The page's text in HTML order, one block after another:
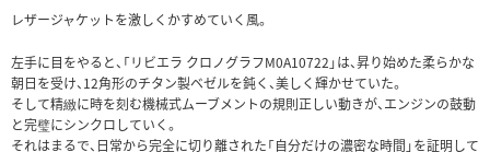
レザージャケットを激しくかすめていく風。
左手に目をやると、「リビエラ クロノグラフM0A10722」は、昇り始めた柔らかな
朝日を受け、12角形のチタン製ベゼルを鈍く、美しく輝かせていた。
そして精緻に時を刻む機械式ムーブメントの規則正しい動きが、エンジンの鼓動
と完璧にシンクロしていく。
それはまるで、日常から完全に切り離された「自分だけの濃密な時間」を証明して